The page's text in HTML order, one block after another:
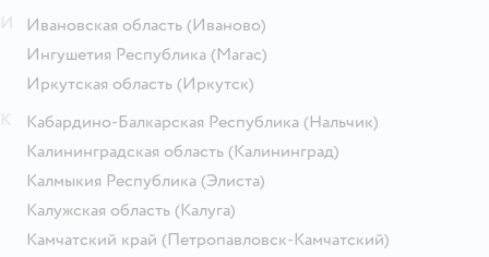
Ивановская область (Иваново)
Ингушетия Республика (Магас)
Иркутская область (Иркутск)
Кабардино-Балкарская Республика (Нальчик)
Калининградская область (Калининград)
Калмыкия Республика (Элиста)
Калужская область (Калуга)
Камчатский край (Петропавловск-Камчатский)